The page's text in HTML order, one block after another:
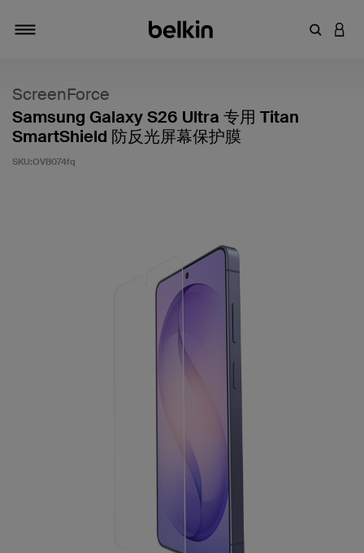
输入关键
登录
ScreenForce
Samsung Galaxy S26 Ultra 专用 Titan
SmartShield 防反光屏幕保护膜
SKU:OVB074fq